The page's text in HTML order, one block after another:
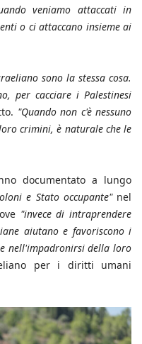
veniamo attaccati in
o ci attaccano insieme ai
sono la stessa cosa.
per cacciare i Palestinesi
"Quando non c'è nessuno
crimini, è naturale che le
documentato a lungo
e Stato occupante" nel
"invece di intraprendere
aiutano e favoriscono i
nell'impadronirsi della loro
per i diritti umani